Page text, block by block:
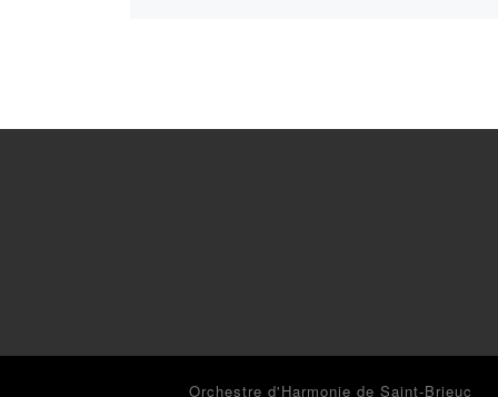
Orchestre d'Harmonie de Saint-Brieuc